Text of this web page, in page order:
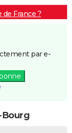
France ?
par e-
Bourg